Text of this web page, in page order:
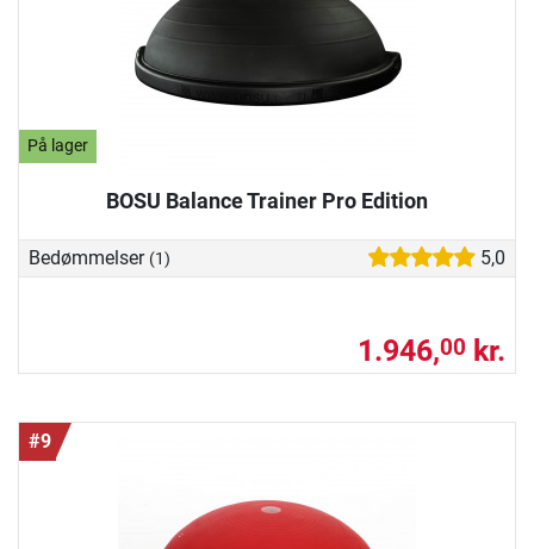
På lager
BOSU Balance Trainer Pro Edition
Bedømmelser (1) 5,0
1.946,00 kr.
#9